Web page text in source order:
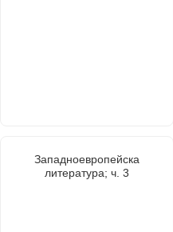
Западноевропейска
литература; ч. 3